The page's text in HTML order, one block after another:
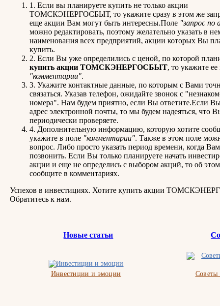
1. Если вы планируете купить не только акции
ТОМСКЭНЕРГОСБЫТ, то укажите сразу в этом же
еще акции Вам могут быть интересны.Поле "запрос по
можно редактировать, поэтому желательно указать в
наименования всех предприятий, акции которых Вы
купить.
2. Если Вы уже определились с ценой, по которой
купить акции ТОМСКЭНЕРГОСБЫТ, то укажите ее
"комментарии".
3. Укажите контактные данные, по которым с Вами
связаться. Указав телефон, ожидайте звонок с
номера". Нам будем приятно, если Вы ответите.Если
адрес электронной почты, то мы будем надеяться, что
периодически проверяете.
4. Дополнительную информацию, которую хотите
укажите в поле "комментарии". Также в этом поле
вопрос. Либо просто указать период времени, когда
позвонить. Если Вы только планируете начать
акции и еще не определись с выбором акций, то об
сообщите в комментариях.
Успехов в инвестициях. Хотите купить акции
Обратитесь к нам.
Новые статьи
Инвестиции и эмоции Советы